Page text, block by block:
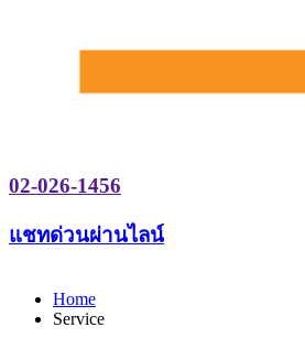
02-026-1456
แชทด่วนผ่านไลน์
Home
Service